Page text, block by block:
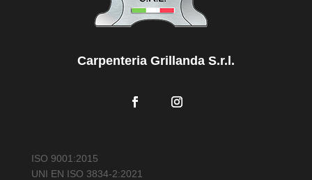
Carpenteria Grillanda S.r.l.
ISO 9001:2015
UNI EN ISO 3834-2:2021